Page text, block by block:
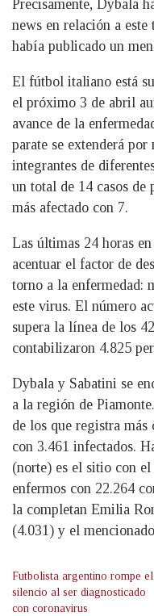
Precisamente, Dybala
news en relación a
había publicado un
El fútbol italiano está
el próximo 3 de abril
avance de la
parate se extenderá
integrantes de
un total de 14 casos de
más afectado con 7.
Las últimas 24 horas
acentuar el factor de
torno a la enfermedad:
este virus. El número
supera la línea de los
contabilizaron 4.825
Dybala y Sabatini se
a la región de
de los que registra
con 3.461 infectados.
(norte) es el sitio con
enfermos con 22.264
la completan Emilia
(4.031) y el
Futbolista argentino rompe el
silencio al ser diagnosticado
con coronavirus